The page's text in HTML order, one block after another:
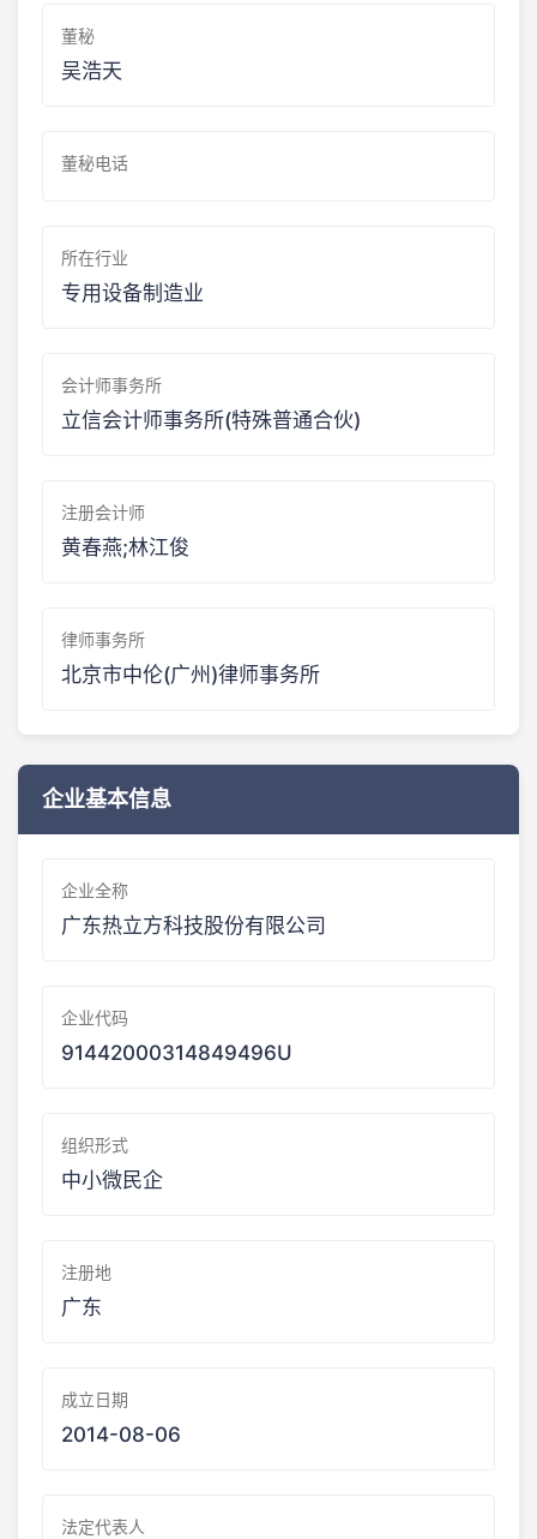
董秘
吴浩天
董秘电话
所在行业
专用设备制造业
会计师事务所
立信会计师事务所(特殊普通合伙)
注册会计师
黄春燕;林江俊
律师事务所
北京市中伦(广州)律师事务所
企业基本信息
企业全称
广东热立方科技股份有限公司
企业代码
91442000314849496U
组织形式
中小微民企
注册地
广东
成立日期
2014-08-06
法定代表人